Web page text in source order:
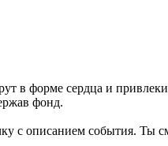
в форме сердца и
фонд.
с описанием события. Ты